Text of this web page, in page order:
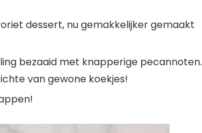
dessert, nu gemakkelijker gemaakt
bezaaid met knapperige pecannoten.
van gewone koekjes!